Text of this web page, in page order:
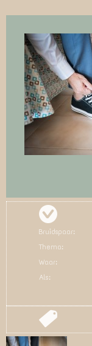
Bruidspaar:
Thema:
Waar:
Als: